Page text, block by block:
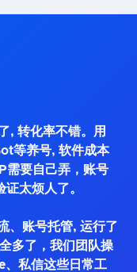
, 转化率不错。用
等养号, 软件成本
需要自己弄，账号
太烦人了。
、账号托管, 运行了
多了，我们团队操
私信这些日常工